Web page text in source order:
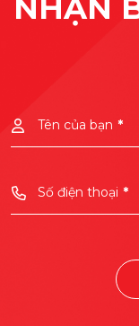
NHẬN
Tên của bạn *
Số điện thoại *